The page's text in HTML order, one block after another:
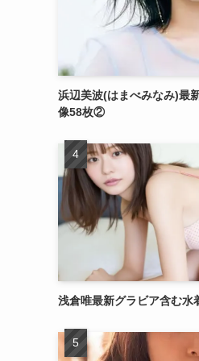
浜辺美波(はまべみなみ)最
像58枚②
浅倉唯最新グラビア含む